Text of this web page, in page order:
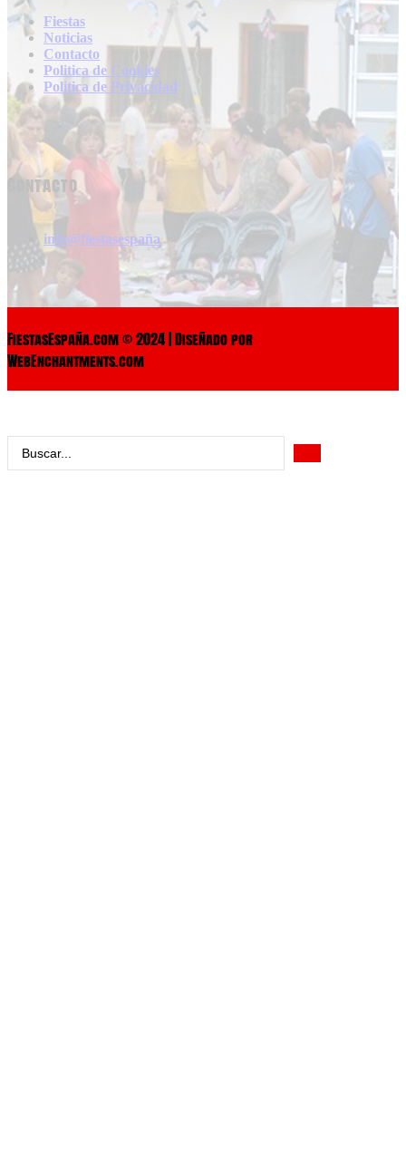
Fiestas
Noticias
Contacto
Politica de Cookies
Politica de Privacidad
Contacto
info@fiestasespaña
FiestasEspaña.com © 2024 | Diseñado por
WebEnchantments.com